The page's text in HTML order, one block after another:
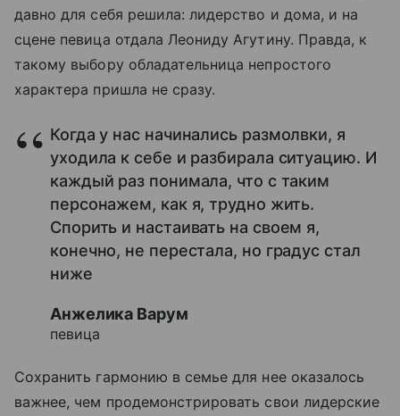
давно для себя решила: лидерство и дома, и на
сцене певица отдала Леониду Агутину. Правда, к
такому выбору обладательница непростого
характера пришла не сразу.
Когда у нас начинались размолвки, я
уходила к себе и разбирала ситуацию. И
каждый раз понимала, что с таким
персонажем, как я, трудно жить.
Спорить и настаивать на своем я,
конечно, не перестала, но градус стал
ниже
Анжелика Варум
певица
Сохранить гармонию в семье для нее оказалось
важнее, чем продемонстрировать свои лидерские